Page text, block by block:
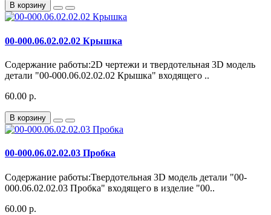
В корзину
00-000.06.02.02.02 Крышка
Содержание работы:2D чертежи и твердотельная 3D модель
детали "00-000.06.02.02.02 Крышка" входящего ..
60.00 р.
В корзину
00-000.06.02.02.03 Пробка
Содержание работы:Твердотельная 3D модель детали "00-
000.06.02.02.03 Пробка" входящего в изделие "00..
60.00 р.